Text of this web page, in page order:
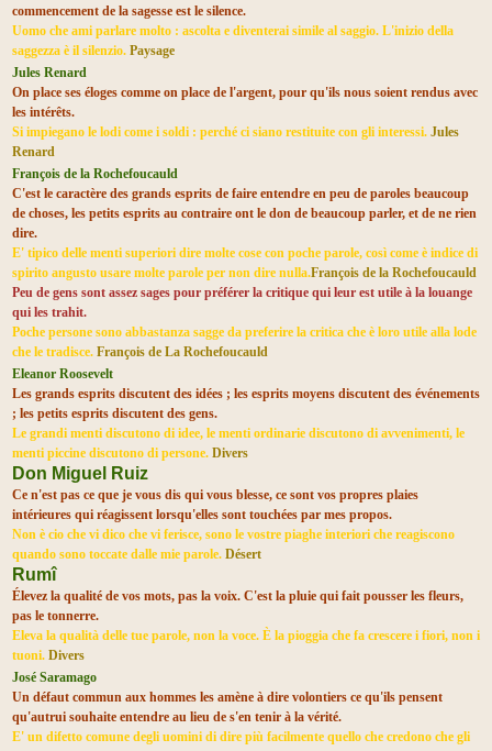
commencement de la sagesse est le silence.
Uomo che ami parlare molto : ascolta e diventerai simile al saggio. L'inizio della
saggezza è il silenzio. Paysage
Jules Renard
On place ses éloges comme on place de l'argent, pour qu'ils nous soient rendus avec
les intérêts.
Si impiegano le lodi come i soldi : perché ci siano restituite con gli interessi. Jules
Renard
François de la Rochefoucauld
C'est le caractère des grands esprits de faire entendre en peu de paroles beaucoup
de choses, les petits esprits au contraire ont le don de beaucoup parler, et de ne rien
dire.
E' tipico delle menti superiori dire molte cose con poche parole, così come è indice di
spirito angusto usare molte parole per non dire nulla.François de la Rochefoucauld
Peu de gens sont assez sages pour préférer la critique qui leur est utile à la louange
qui les trahit.
Poche persone sono abbastanza sagge da preferire la critica che è loro utile alla lode
che le tradisce. François de La Rochefoucauld
Eleanor Roosevelt
Les grands esprits discutent des idées ; les esprits moyens discutent des événements
; les petits esprits discutent des gens.
Le grandi menti discutono di idee, le menti ordinarie discutono di avvenimenti, le
menti piccine discutono di persone. Divers
Don Miguel Ruiz
Ce n'est pas ce que je vous dis qui vous blesse, ce sont vos propres plaies
intérieures qui réagissent lorsqu'elles sont touchées par mes propos.
Non è cio che vi dico che vi ferisce, sono le vostre piaghe interiori che reagiscono
quando sono toccate dalle mie parole. Désert
Rumî
Élevez la qualité de vos mots, pas la voix. C'est la pluie qui fait pousser les fleurs,
pas le tonnerre.
Eleva la qualità delle tue parole, non la voce. È la pioggia che fa crescere i fiori, non i
tuoni. Divers
José Saramago
Un défaut commun aux hommes les amène à dire volontiers ce qu'ils pensent
qu'autrui souhaite entendre au lieu de s'en tenir à la vérité.
E' un difetto comune degli uomini di dire più facilmente quello che credono che gli